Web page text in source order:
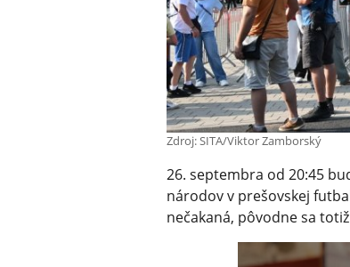
Zdroj: SITA/Viktor Zamborský
26. septembra od 20:45
národov v prešovskej
nečakaná, pôvodne sa